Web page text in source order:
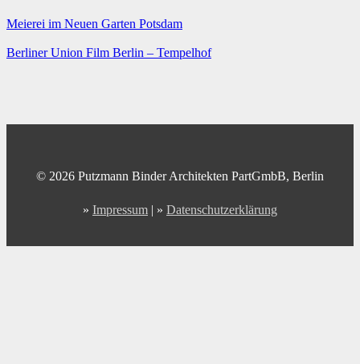
Meierei im Neuen Garten Potsdam
Berliner Union Film Berlin – Tempelhof
© 2026 Putzmann Binder Architekten PartGmbB, Berlin
» Impressum | » Datenschutzerklärung